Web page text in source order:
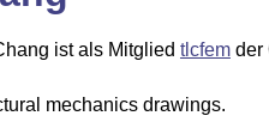
ist als Mitglied tlcfemder
mechanics drawings.